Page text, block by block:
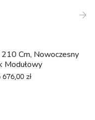
Cm, Nowoczesny
Modułowy
676,00 zł